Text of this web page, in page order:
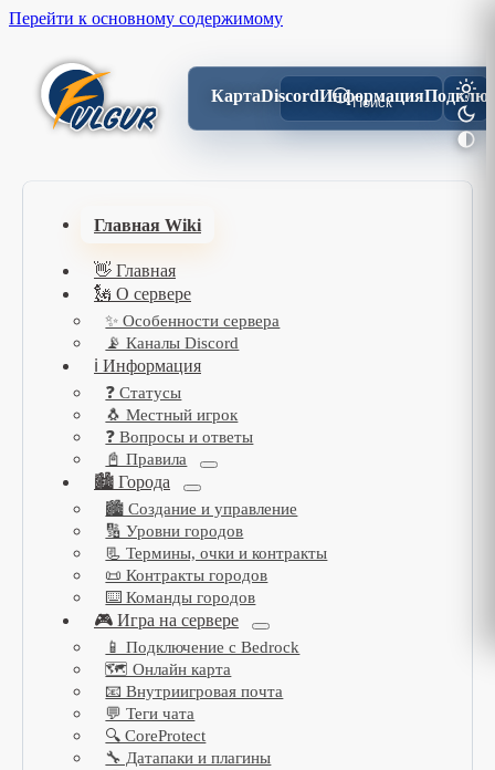
Перейти к основному содержимому
КартаDiscordИнформация
Поиск
Главная Wiki
👋 Главная
🗽 О сервере
✨ Особенности сервера
📡 Каналы Discord
ℹ️ Информация
❓ Статусы
🐧 Местный игрок
❓ Вопросы и ответы
📓 Правила
🏙️ Города
🏙️ Создание и управление
🔢 Уровни городов
📃 Термины, очки и контракты
📜 Контракты городов
⌨️ Команды городов
🎮 Игра на сервере
📱 Подключение с Bedrock
🗺️ Онлайн карта
📧 Внутриигровая почта
💬 Теги чата
🔍 CoreProtect
🔧 Датапаки и плагины